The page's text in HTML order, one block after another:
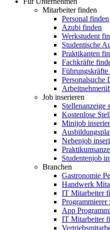
Mitarbeiter finden
Personal finden
Azubi finden
Werkstudent
Studentische
Praktikanten
Fachkräfte
Führungskräfte
Personalsuche
Job inserieren
Stellenanzeige
Kostenlose
Minijob
Nebenjob
Studentenjob
Branchen
Gastronomie
Handwerk
IT Mitarbeiter
Programmierer
App
IT Mitarbeiter